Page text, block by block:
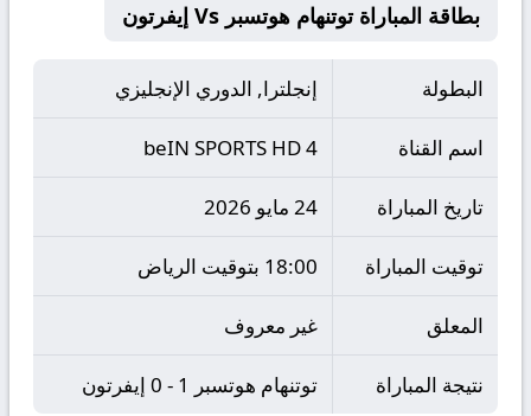
بطاقة المباراة توتنهام هوتسبر Vs إيفرتون
البطولة إنجلترا, الدوري الإنجليزي
اسم القناة beIN SPORTS HD 4
تاريخ المباراة 24 مايو 2026
توقيت المباراة 18:00 بتوقيت الرياض
المعلق غير معروف
نتيجة المباراة توتنهام هوتسبر 1 - 0 إيفرتون